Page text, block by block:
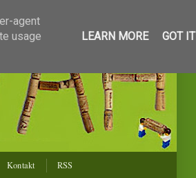
Kontakt RSS
agent
usage
LEARN MORE GOT IT